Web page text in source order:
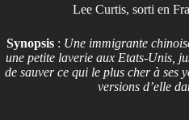
Lee Curtis, sorti en
Synopsis : Une immigrante
une petite laverie aux Etats-Unis,
de sauver ce qui le plus cher à ses
versions d’elle